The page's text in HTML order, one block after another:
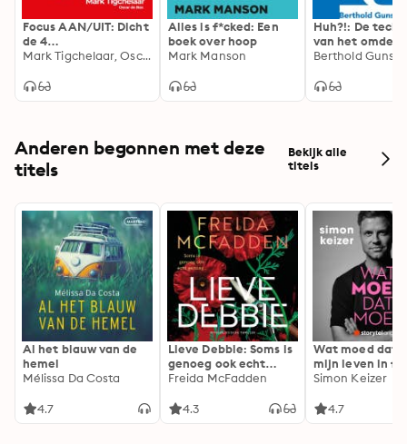
Focus AAN/UIT: Dicht
de 4
concentratielekken
in een wereld vol
Mark Tigchelaar, Oscar de Bos
Alles is f*cked: Een
boek over hoop
Mark Manson
Huh?!: De
van het
Berthold
Anderen begonnen met deze
titels
Bekijk alle
titels
Al het blauw van de
hemel
Mélissa Da Costa
4.7
Lieve Debbie: Soms is
genoeg ook echt
genoeg...
Freida McFadden
4.3
Wat moed dat
mijn leven in
Simon Keizer
4.7